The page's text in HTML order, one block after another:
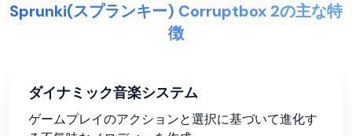
Sprunki(スプランキー) Corruptbox 2の主な特
徴
ダイナミック音楽システム
ゲームプレイのアクションと選択に基づいて進化す